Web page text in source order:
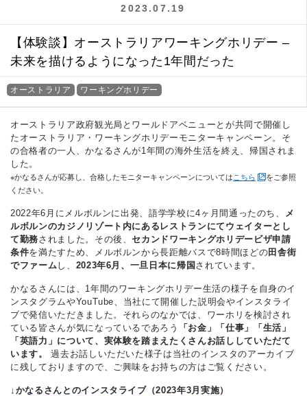
2023.07.19
【体験談】オーストラリアワーキングホリデー –
未来を描けるようになった1年間だった
オーストラリア ワーキングホリデー
オーストラリア政府観光局とワールドアベニューとが共同で開催し
たオーストラリア・ワーキングホリデーモニターキャンペーン。そ
の合格者の一人、かなるさんが1年間の海外生活を終え、帰国されま
した。
※かなるさんが応募し、合格したモニターキャンペーンについては こちら
をご参照
ください。
2022年6月にメルボルンに出発、語学学校に4ヶ月間通ったのち、 メ
ルボルンのカジノリゾート内にあるレストランにてウェイターとし
て勤務されました。その後、セカンドワーキングホリデービザ申請
条件を満たすため、メルボルンから長距離バスで8時間ほどの田舎街
でファームし、 2023年6月、一旦日本に帰国 されています。
かなるさんには、1年間のワーキングホリデー生活の様子を自身のイ
ンスタグラムやYouTube、当社にて開催した説明会やインスタライ
ブで発信いただきました。それらのなかでは、ワーホリを検討され
ている皆さんが気になっているであろう
「お金」「仕事」「生活」
「英語力」について、実体験を踏まえたくさんお話ししていただて
います。
過去お話しいただいた様子は当社のインスタのアーカイブ
に残しておりますので、ご興味をお持ちの方はご覧ください。
↓かなるさんとのインスタライブ（2023年3月実施）